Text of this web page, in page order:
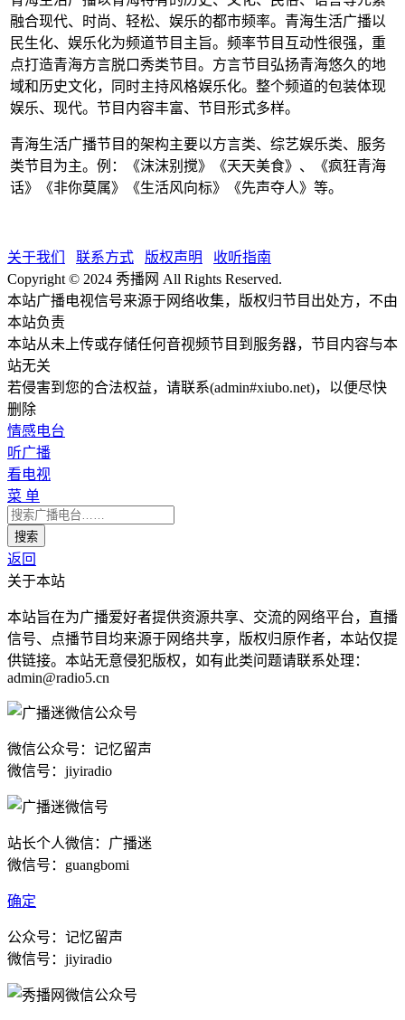
融合现代、时尚、轻松、娱乐的都市频率。青海生活广播以
民生化、娱乐化为频道节目主旨。频率节目互动性很强，重
点打造青海方言脱口秀类节目。方言节目弘扬青海悠久的地
域和历史文化，同时主持风格娱乐化。整个频道的包装体现
娱乐、现代。节目内容丰富、节目形式多样。
青海生活广播节目的架构主要以方言类、综艺娱乐类、服务
类节目为主。例：《沫沫别搅》《天天美食》、《疯狂青海
话》《非你莫属》《生活风向标》《先声夺人》等。
关于我们 联系方式 版权声明
收听指南
Copyright © 2024 秀播网 All Rights Reserved.
本站广播电视信号来源于网络收集，版权归节目出处方，不由
本站负责
本站从未上传或存储任何音视频节目到服务器，节目内容与本
站无关
若侵害到您的合法权益，请联系(admin#xiubo.net)，以便尽快
删除
情感电台
听广播
看电视
菜 单
返回
关于本站
本站旨在为广播爱好者提供资源共享、交流的网络平台，直播
信号、点播节目均来源于网络共享，版权归原作者，本站仅提
供链接。本站无意侵犯版权，如有此类问题请联系处理：
admin@radio5.cn
微信公众号：记忆留声
微信号：jiyiradio
站长个人微信：广播迷
微信号：guangbomi
确定
公众号：记忆留声
微信号：jiyiradio